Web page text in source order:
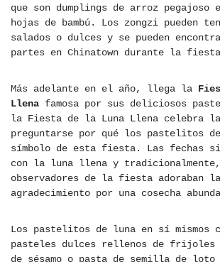
que son dumplings de arroz pegajoso
hojas de bambú. Los zongzi pueden
salados o dulces y se pueden
partes en Chinatown durante la
Más adelante en el año, llega la
Llena famosa por sus deliciosos
la Fiesta de la Luna Llena celebra la
preguntarse por qué los pastelitos
símbolo de esta fiesta. Las fechas
con la luna llena y
observadores de la fiesta adoraban
agradecimiento por una cosecha
Los pastelitos de luna en sí mismos
pasteles dulces rellenos de
de sésamo o pasta de semilla de loto